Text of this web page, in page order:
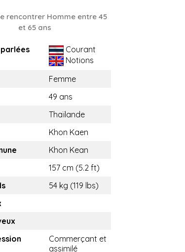
rencontrer Homme entre 45
et 65 ans
Courant
Notions
Femme
49 ans
Thaïlande
Khon Kaen
Khon Kean
157 cm (5.2 ft)
54 kg (119 lbs)
Commerçant et
assimilé